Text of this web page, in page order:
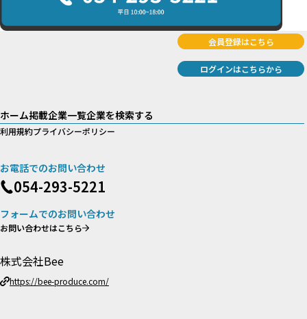
会員登録はこちら
ログインはこちらから
ホーム掲載企業一覧企業を検索する
利用規約プライバシーポリシー
お電話でのお問い合わせ
054-293-5221
フォームでのお問い合わせ
お問い合わせはこちら
株式会社Bee
https://bee-produce.com/